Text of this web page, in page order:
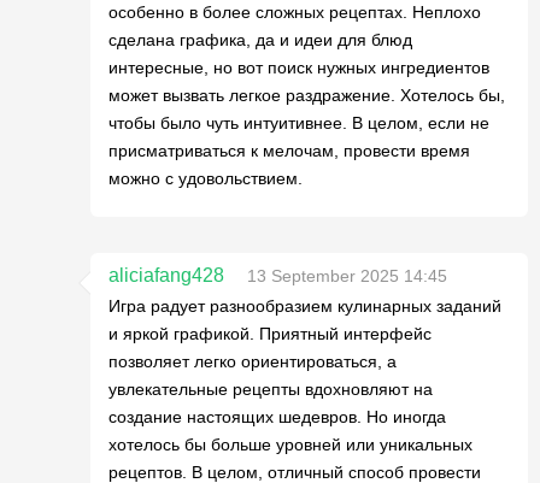
особенно в более сложных рецептах. Неплохо
сделана графика, да и идеи для блюд
интересные, но вот поиск нужных ингредиентов
может вызвать легкое раздражение. Хотелось бы,
чтобы было чуть интуитивнее. В целом, если не
присматриваться к мелочам, провести время
можно с удовольствием.
aliciafang428
13 September 2025 14:45
Игра радует разнообразием кулинарных заданий
и яркой графикой. Приятный интерфейс
позволяет легко ориентироваться, а
увлекательные рецепты вдохновляют на
создание настоящих шедевров. Но иногда
хотелось бы больше уровней или уникальных
рецептов. В целом, отличный способ провести